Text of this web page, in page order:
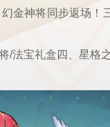
金神将同步返场！
/法宝礼盒四、星格之